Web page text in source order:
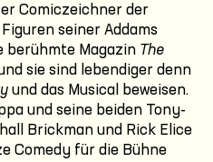
Comiczeichner der
seiner Addams
berühmte Magazin The
sie sind lebendiger denn
und das Musical beweisen.
und seine beiden Tony-
Brickman und Rick Elice
Comedy für die Bühne